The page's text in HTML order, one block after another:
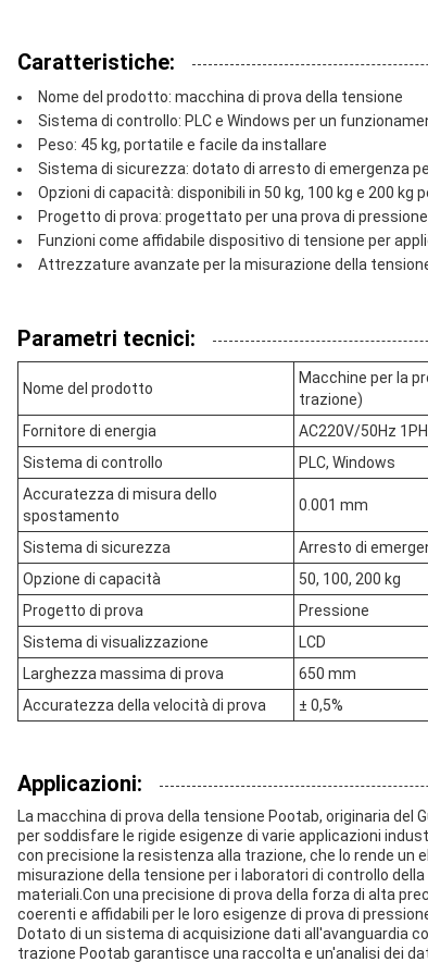
Caratteristiche:
Nome del prodotto: macchina di prova della tensione
Sistema di controllo: PLC e Windows per un
Peso: 45 kg, portatile e facile da installare
Sistema di sicurezza: dotato di arresto di emergenza
Opzioni di capacità: disponibili in 50 kg, 100 kg e 200 kg
Progetto di prova: progettato per una prova di
Funzioni come affidabile dispositivo di tensione per
Attrezzature avanzate per la misurazione della
Parametri tecnici:
Nome del prodotto
Macchine per la
trazione)
Fornitore di energia
AC220V/50Hz 1PH
Sistema di controllo
PLC, Windows
Accuratezza di misura dello
spostamento
0.001 mm
Sistema di sicurezza
Arresto di
Opzione di capacità
50, 100, 200 kg
Progetto di prova
Pressione
Sistema di visualizzazione
LCD
Larghezza massima di prova
650 mm
Accuratezza della velocità di prova
± 0,5%
Applicazioni:
La macchina di prova della tensione Pootab, originaria
per soddisfare le rigide esigenze di varie applicazioni
con precisione la resistenza alla trazione, che lo rende un
misurazione della tensione per i laboratori di controllo
materiali.Con una precisione di prova della forza di alta
coerenti e affidabili per le loro esigenze di prova di
Dotato di un sistema di acquisizione dati all'avanguardia
trazione Pootab garantisce una raccolta e un'analisi dei